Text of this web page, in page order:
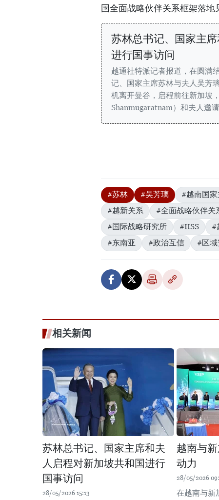
国全面战略伙伴关系框架落地
苏林总书记、国家主
进行国事访问
越通社特派记者报道，在圆满
记、国家主席苏林与夫人吴芳
机离开曼谷，启程前往新加坡
Shanmugaratnam）和夫人邀
#苏林 #吴芳璃 #越南国
#越新关系
#全面战略伙伴关
#国际战略研究所
#IISS #
#东南亚
#政治互信 #区域
相关新闻
苏林总书记、国家主席和夫
人启程对新加坡共和国进行
国事访问
28/05/2026 15:13
越南与
动力
28/05/2026
在越南与新